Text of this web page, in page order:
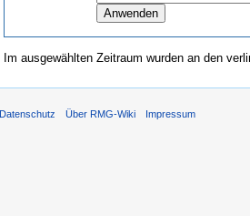
Im ausgewählten Zeitraum wurden an den
Datenschutz Über RMG-Wiki Impressum